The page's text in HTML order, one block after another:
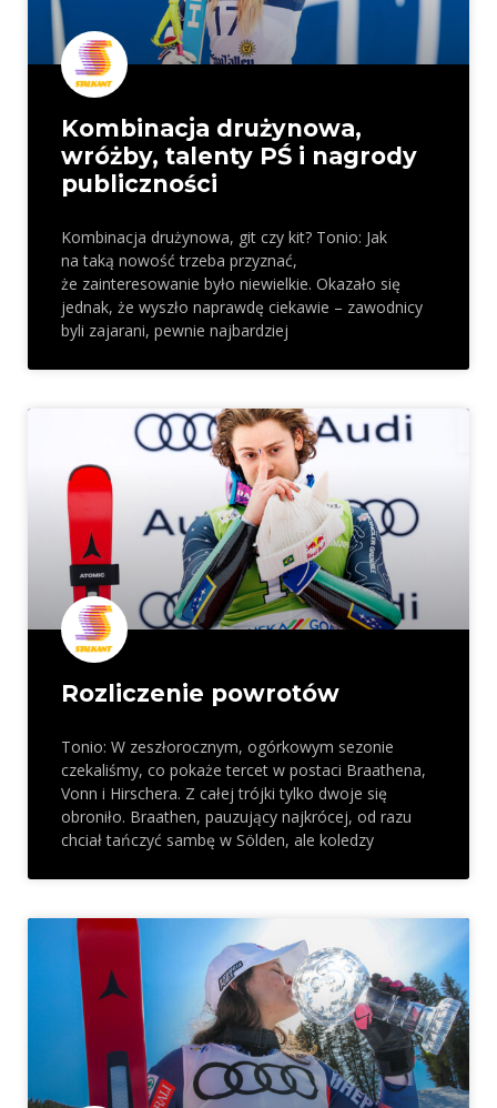
Kombinacja drużynowa,
wróżby, talenty PŚ i nagrody
publiczności
Kombinacja drużynowa, git czy kit? Tonio: Jak
na taką nowość trzeba przyznać,
że zainteresowanie było niewielkie. Okazało się
jednak, że wyszło naprawdę ciekawie – zawodnicy
byli zajarani, pewnie najbardziej
Rozliczenie powrotów
Tonio: W zeszłorocznym, ogórkowym sezonie
czekaliśmy, co pokaże tercet w postaci Braathena,
Vonn i Hirschera. Z całej trójki tylko dwoje się
obroniło. Braathen, pauzujący najkrócej, od razu
chciał tańczyć sambę w Sölden, ale koledzy